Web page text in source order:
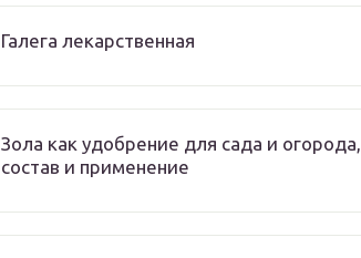
Галега лекарственная
Зола как удобрение для сада и огорода,
состав и применение